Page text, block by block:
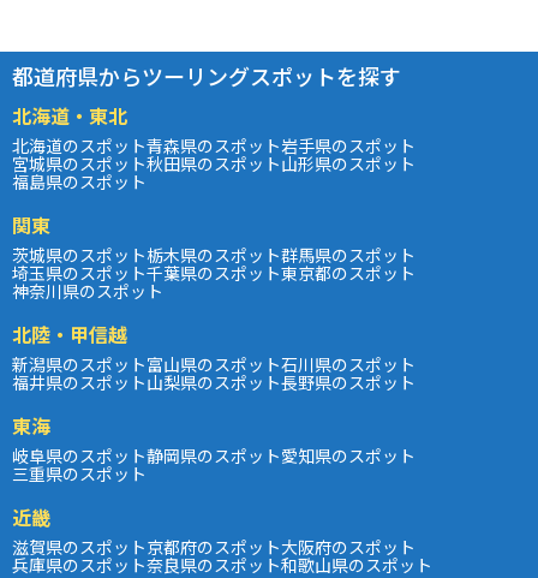
都道府県からツーリングスポットを探す
北海道・東北
北海道のスポット青森県のスポット岩手県のスポット
宮城県のスポット秋田県のスポット山形県のスポット
福島県のスポット
関東
茨城県のスポット栃木県のスポット群馬県のスポット
埼玉県のスポット千葉県のスポット東京都のスポット
神奈川県のスポット
北陸・甲信越
新潟県のスポット富山県のスポット石川県のスポット
福井県のスポット山梨県のスポット長野県のスポット
東海
岐阜県のスポット静岡県のスポット愛知県のスポット
三重県のスポット
近畿
滋賀県のスポット京都府のスポット大阪府のスポット
兵庫県のスポット奈良県のスポット和歌山県のスポット